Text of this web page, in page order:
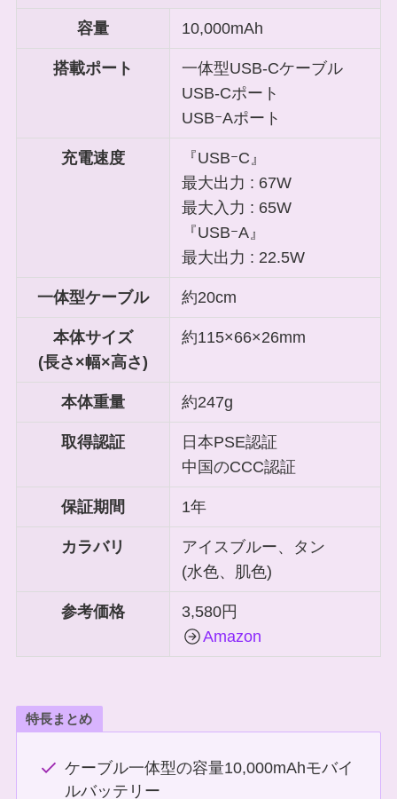
容量 10,000mAh
搭載ポート
一体型USB-Cケーブル
USB-Cポート
USBｰAポート
充電速度
『USBｰC』
最大出力 : 67W
最大入力 : 65W
『USBｰA』
最大出力 : 22.5W
一体型ケーブル 約20cm
本体サイズ
(長さ×幅×高さ)
約115×66×26mm
本体重量 約247g
取得認証
日本PSE認証
中国のCCC認証
保証期間 1年
カラバリ
アイスブルー、タン
(水色、肌色)
参考価格
3,580円
Amazon
特長まとめ
ケーブル一体型の容量10,000mAhモバイ
ルバッテリー